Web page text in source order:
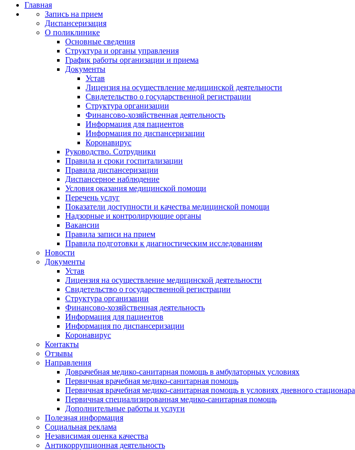
Главная
Запись на прием
Диспансеризация
О поликлинике
Основные сведения
Структура и органы управления
График работы организации и приема
Документы
Устав
Лицензия на осуществление медицинской деятельности
Свидетельство о государственной регистрации
Структура организации
Финансово-хозяйственная деятельность
Информация для пациентов
Информация по диспансеризации
Коронавирус
Руководство. Сотрудники
Правила и сроки госпитализации
Правила диспансеризации
Диспансерное наблюдение
Условия оказания медицинской помощи
Перечень услуг
Показатели доступности и качества медицинской помощи
Надзорные и контролирующие органы
Вакансии
Правила записи на прием
Правила подготовки к диагностическим исследованиям
Новости
Документы
Устав
Лицензия на осуществление медицинской деятельности
Свидетельство о государственной регистрации
Структура организации
Финансово-хозяйственная деятельность
Информация для пациентов
Информация по диспансеризации
Коронавирус
Контакты
Отзывы
Направления
Доврачебная медико-санитарная помощь в амбулаторных условиях
Первичная врачебная медико-санитарная помощь
Первичная врачебная медико-санитарная помощь в условиях дневного стационара
Первичная специализированная медико-санитарная помощь
Дополнительные работы и услуги
Полезная информация
Социальная реклама
Независимая оценка качества
Антикоррупционная деятельность